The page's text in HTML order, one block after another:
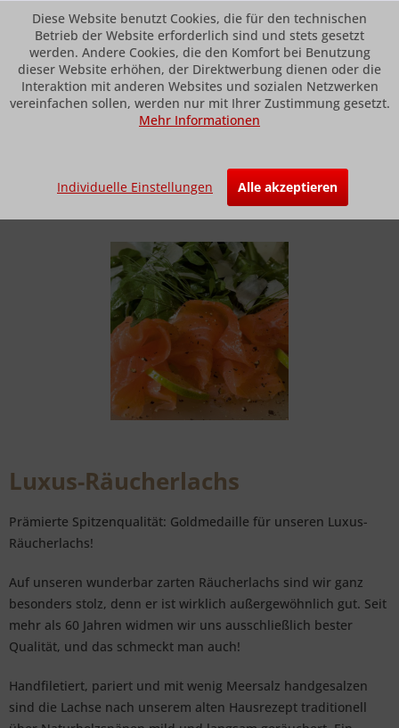
Menü
Luxus-Räucherlachs
Luxus-Räucherlachs
Prämierte Spitzenqualität: Goldmedaille für unseren Luxus-
Räucherlachs!
Auf unseren wunderbar zarten Räucherlachs sind wir ganz
besonders stolz, denn er ist wirklich außergewöhnlich gut. Seit
mehr als 60 Jahren widmen wir uns ausschließlich bester
Qualität, und das schmeckt man auch!
Handfiletiert, pariert und mit wenig Meersalz handgesalzen
sind die Lachse nach unserem alten Hausrezept traditionell
Diese Website benutzt Cookies, die für den technischen
Betrieb der Website erforderlich sind und stets gesetzt
werden. Andere Cookies, die den Komfort bei Benutzung
dieser Website erhöhen, der Direktwerbung dienen oder die
Interaktion mit anderen Websites und sozialen Netzwerken
vereinfachen sollen, werden nur mit Ihrer Zustimmung gesetzt.
Mehr Informationen
Individuelle Einstellungen Alle akzeptieren